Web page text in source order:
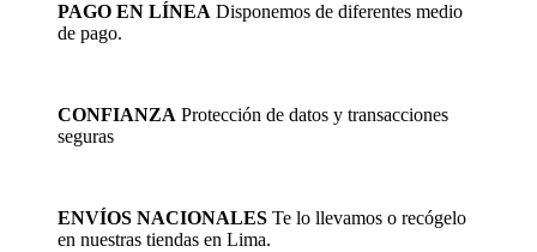
elegir
producto
PAGO EN LÍNEA Disponemos de diferentes medio
de pago.
CONFIANZA Protección de datos y transacciones
seguras
ENVÍOS NACIONALES Te lo llevamos o recógelo
en nuestras tiendas en Lima.